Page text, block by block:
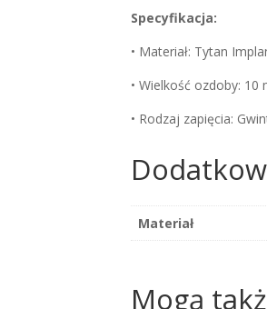
Specyfikacja:
• Materiał: Tytan
• Wielkość ozdoby: 10
• Rodzaj zapięcia:
Materiał
Mogą